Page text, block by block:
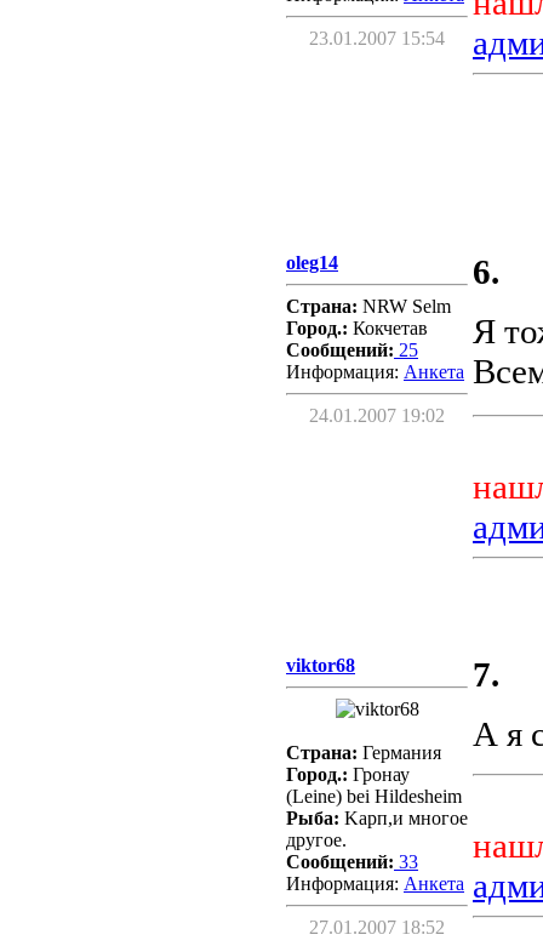
23.01.2007 15:54
oleg14
Страна: NRW Selm
Город.: Кокчетав
Сообщений: 25
Информация: Aнкета
24.01.2007 19:02
6.
Я
viktor68
Страна: Германия
Город.: Гронау
(Leine) bei Hildesheim
Рыба: Kарп,и многое
другое.
Сообщений: 33
Информация: Aнкета
27.01.2007 18:52
7.
А я